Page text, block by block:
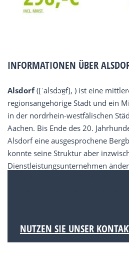
INFORMATIONEN ÜBER
Alsdorf([ˈalsdɔɐ̯f], ) ist eine
regionsangehörige Stadt und ein
in der nordrhein-westfälischen
Aachen. Bis Ende des 20.
Alsdorf eine ausgesprochene
konnte seine Struktur aber
Dienstleistungsunternehmen
NUTZEN SIE UNSER